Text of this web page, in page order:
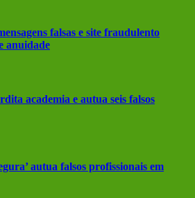
falsas e site fraudulento
anuidade
academia e autua seis falsos
autua falsos profissionais em